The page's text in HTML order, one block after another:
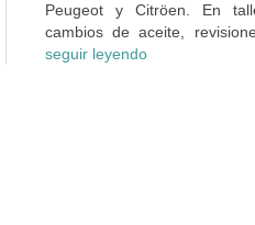
Peugeot y Citröen. En
cambios de aceite,
seguir leyendo